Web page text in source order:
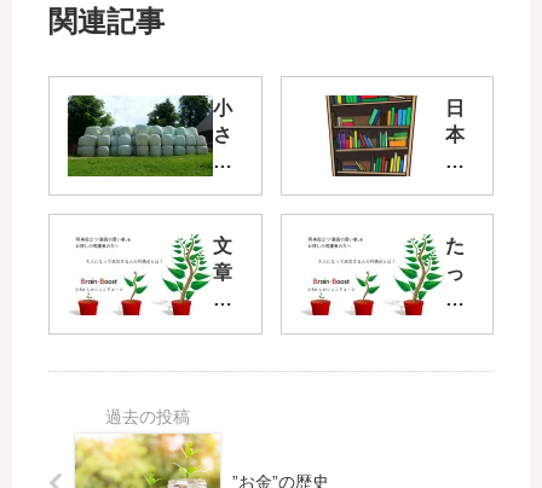
関連記事
小
さ
な
動
と
感
み
て
前
日
本
人
読
書
量
す
文
章
が
る
に
な
た
っ
た
で
”お金”の歴史